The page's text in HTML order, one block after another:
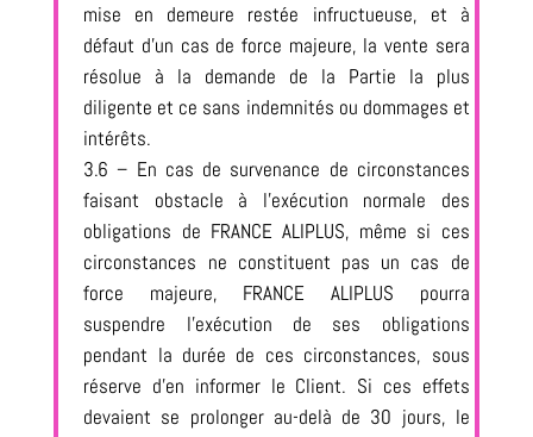
mise en demeure restée infructueuse, et à
défaut d’un cas de force majeure, la vente sera
résolue à la demande de la Partie la plus
diligente et ce sans indemnités ou dommages et
intérêts.
3.6 – En cas de survenance de circonstances
faisant obstacle à l’exécution normale des
obligations de FRANCE ALIPLUS, même si ces
circonstances ne constituent pas un cas de
force majeure, FRANCE ALIPLUS pourra
suspendre l’exécution de ses obligations
pendant la durée de ces circonstances, sous
réserve d’en informer le Client. Si ces effets
devaient se prolonger au-delà de 30 jours, le